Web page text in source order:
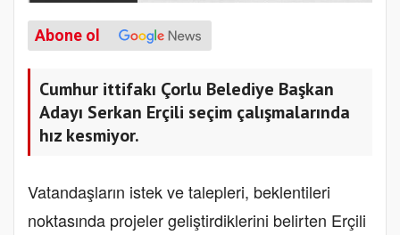
Abone ol
Cumhur ittifakı Çorlu Belediye Başkan
Adayı Serkan Erçili seçim çalışmalarında
hız kesmiyor.
Vatandaşların istek ve talepleri, beklentileri
noktasında projeler geliştirdiklerini belirten Erçili